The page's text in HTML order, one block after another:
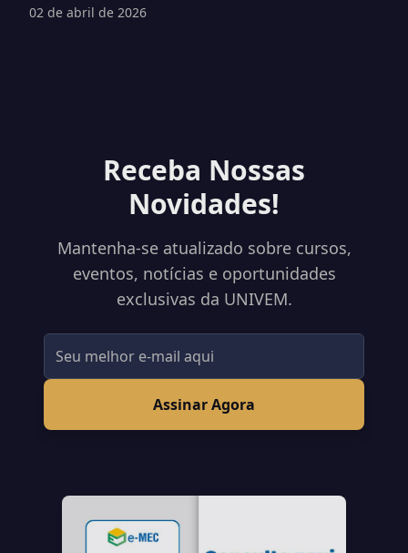
02 de abril de 2026
Receba Nossas
Novidades!
Mantenha-se atualizado sobre cursos,
eventos, notícias e oportunidades
exclusivas da UNIVEM.
Assinar Agora